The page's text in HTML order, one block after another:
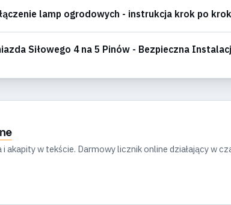
lamp ogrodowych - instrukcja krok po
Siłowego 4 na 5 Pinów - Bezpieczna
i akapity w tekście. Darmowy licznik online działający w